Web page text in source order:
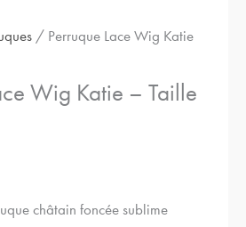
/ Perruque Lace Wig Katie
Wig Katie – Taille
châtain foncée sublime